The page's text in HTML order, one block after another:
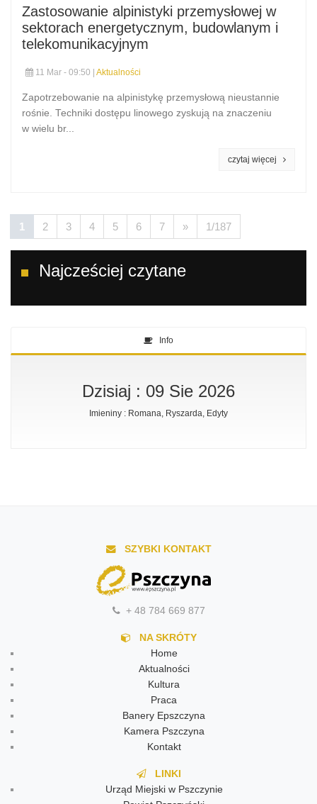
Zastosowanie alpinistyki przemysłowej w
sektorach energetycznym, budowlanym i
telekomunikacyjnym
11 Mar - 09:50 | Aktualności
Zapotrzebowanie na alpinistykę przemysłową nieustannie
rośnie. Techniki dostępu linowego zyskują na znaczeniu
w wielu br...
1 2 3 4 5 6 7 » 1/187
Najcześciej czytane
Info
Dzisiaj : 09 Sie 2026
Imieniny : Romana, Ryszarda, Edyty
SZYBKI KONTAKT
+ 48 784 669 877
NA SKRÓTY
Home
Aktualności
Kultura
Praca
Banery Epszczyna
Kamera Pszczyna
Kontakt
LINKI
Urząd Miejski w Pszczynie